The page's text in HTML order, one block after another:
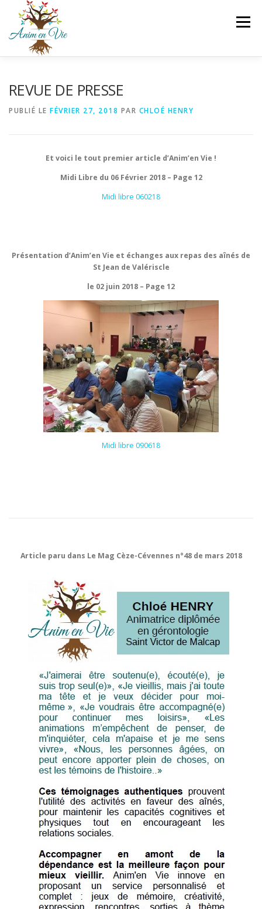
contenu
Menu
REVUE DE PRESSE
PUBLIÉ LE FÉVRIER 27, 2018 PAR CHLOÉ HENRY
Et voici le tout premier article d’Anim’en Vie !
Midi Libre du 06 Février 2018 – Page 12
Midi libre 060218
Présentation d’Anim’en Vie et échanges aux repas des aînés de
St Jean de Valériscle
le 02 juin 2018 – Page 12
Midi libre 090618
Article paru dans Le Mag Cèze-Cévennes n°48 de mars 2018